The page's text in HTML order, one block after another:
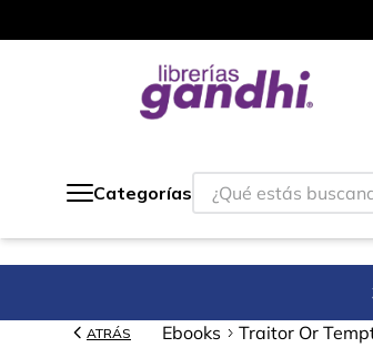
Categorías
¿Qué estás buscando?
ATRÁS Ebooks Traitor Or